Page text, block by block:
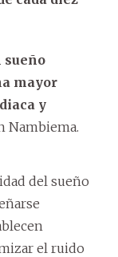
sueño
mayor
y
Nambiema.
del sueño
el ruido